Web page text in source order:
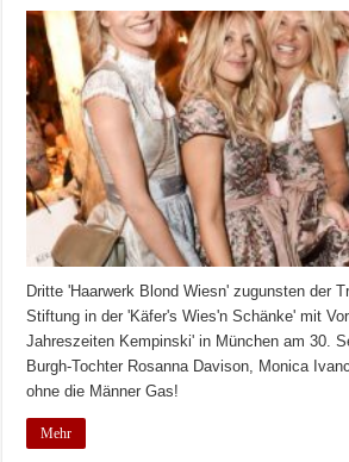
Dritte 'Haarwerk Blond Wiesn' zugunsten der
Stiftung in der 'Käfer's Wies'n Schänke' mit
Jahreszeiten Kempinski' in München am 30.
Burgh-Tochter Rosanna Davison, Monica
ohne die Männer Gas!
Mehr